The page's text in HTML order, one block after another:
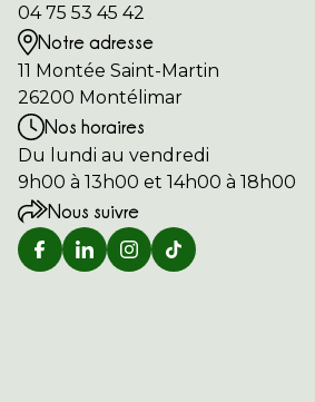
04 75 53 45 42
Notre adresse
11 Montée Saint-Martin
26200 Montélimar
Nos horaires
Du lundi au vendredi
9h00 à 13h00 et 14h00 à 18h00
Nous suivre
Retrouver Home
Retrouver